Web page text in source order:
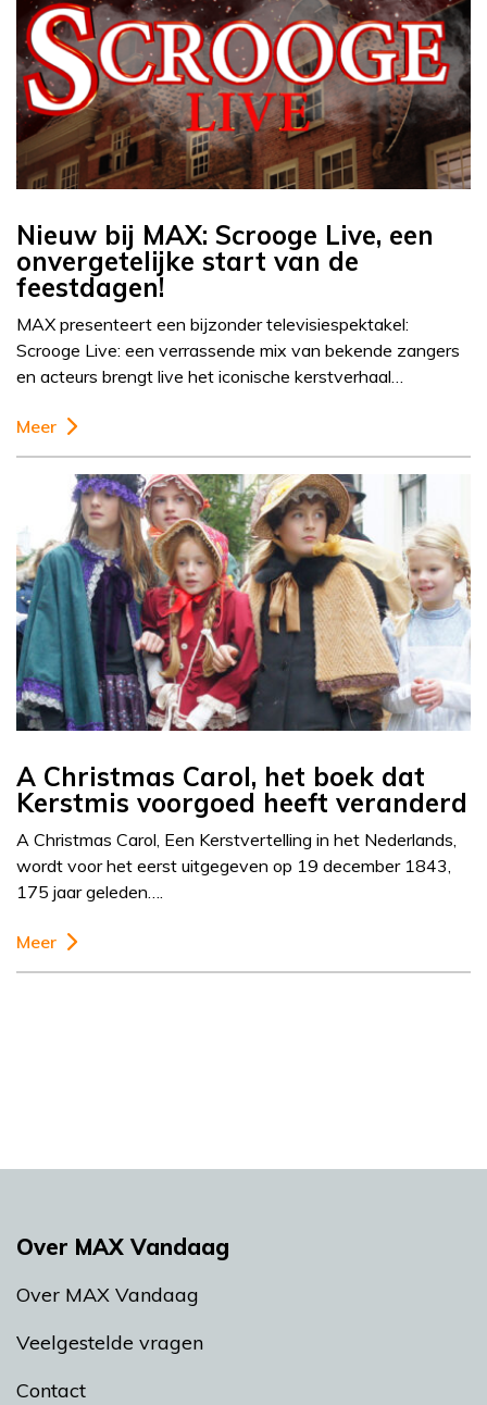
Nieuw bij MAX: Scrooge Live, een
onvergetelijke start van de
feestdagen!
MAX presenteert een bijzonder televisiespektakel:
Scrooge Live: een verrassende mix van bekende zangers
en acteurs brengt live het iconische kerstverhaal…
Meer
A Christmas Carol, het boek dat
Kerstmis voorgoed heeft veranderd
A Christmas Carol, Een Kerstvertelling in het Nederlands,
wordt voor het eerst uitgegeven op 19 december 1843,
175 jaar geleden….
Meer
Over MAX Vandaag
Over MAX Vandaag
Veelgestelde vragen
Contact